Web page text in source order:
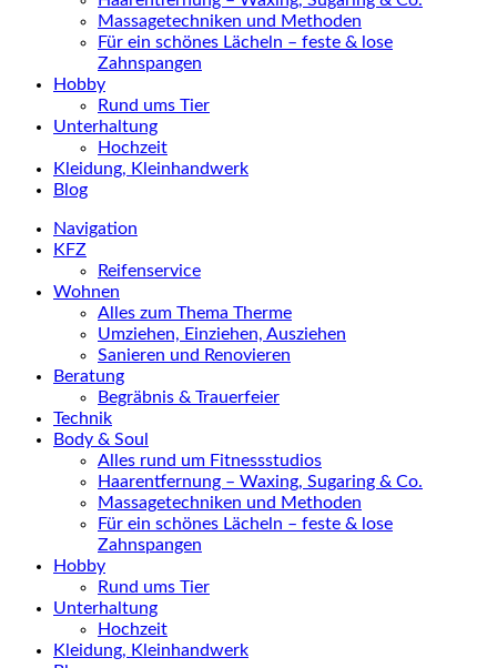
Massagetechniken und Methoden
Für ein schönes Lächeln – feste & lose
Zahnspangen
Hobby
Rund ums Tier
Unterhaltung
Hochzeit
Kleidung, Kleinhandwerk
Blog
Navigation
KFZ
Reifenservice
Wohnen
Alles zum Thema Therme
Umziehen, Einziehen, Ausziehen
Sanieren und Renovieren
Beratung
Begräbnis & Trauerfeier
Technik
Body & Soul
Alles rund um Fitnessstudios
Haarentfernung – Waxing, Sugaring & Co.
Massagetechniken und Methoden
Für ein schönes Lächeln – feste & lose
Zahnspangen
Hobby
Rund ums Tier
Unterhaltung
Hochzeit
Kleidung, Kleinhandwerk